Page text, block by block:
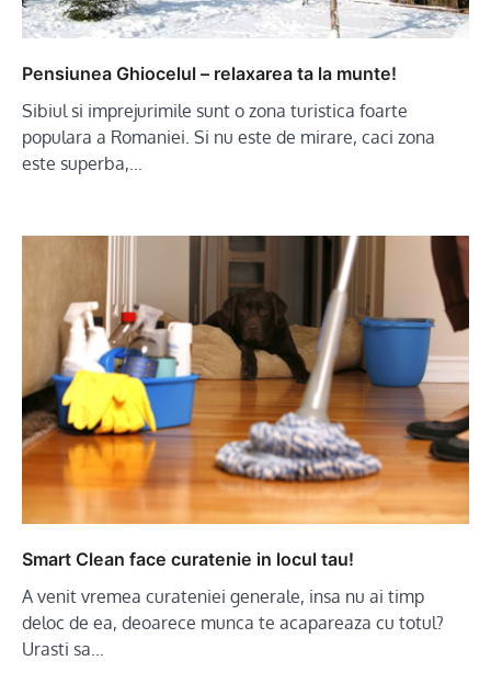
Pensiunea Ghiocelul – relaxarea ta la munte!
Sibiul si imprejurimile sunt o zona turistica foarte
populara a Romaniei. Si nu este de mirare, caci zona
este superba,…
Smart Clean face curatenie in locul tau!
A venit vremea curateniei generale, insa nu ai timp
deloc de ea, deoarece munca te acapareaza cu totul?
Urasti sa…